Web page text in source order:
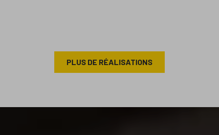
PLUS DE RÉALISATIONS